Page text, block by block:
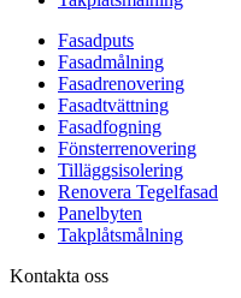
Fasadputs
Fasadmålning
Fasadrenovering
Fasadtvättning
Fasadfogning
Fönsterrenovering
Tilläggsisolering
Renovera Tegelfasad
Panelbyten
Takplåtsmålning
Kontakta oss